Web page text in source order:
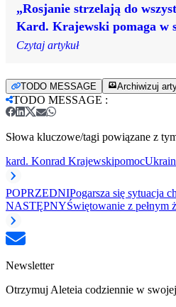
„Rosjanie strzelają do
Kard. Krajewski pomaga w
Czytaj artykuł
TODO MESSAGE Archiwizuj
TODO MESSAGE :
Słowa kluczowe/tagi powiązane z
kard. Konrad Krajewskipomoc
POPRZEDNIPogarsza się sytuacja
NASTĘPNYŚwiętowanie z pełnym
Newsletter
Otrzymuj Aleteia codziennie w